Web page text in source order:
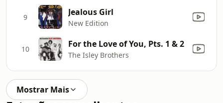
9 Jealous Girl
New Edition
10 For the Love of You, Pts. 1 & 2
The Isley Brothers
Mostrar Mais